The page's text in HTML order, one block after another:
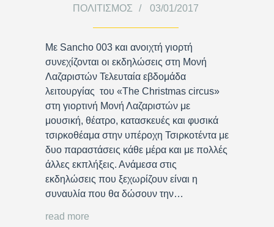
ΠΟΛΙΤΙΣΜΌΣ
03/01/2017
Με Sancho 003 και ανοιχτή γιορτή
συνεχίζονται οι εκδηλώσεις στη Μονή
Λαζαριστών Τελευταία εβδομάδα
λειτουργίας του «The Christmas circus»
στη γιορτινή Μονή Λαζαριστών με
μουσική, θέατρο, κατασκευές και φυσικά
τσιρκοθέαμα στην υπέροχη Τσιρκοτέντα με
δυο παραστάσεις κάθε μέρα και με πολλές
άλλες εκπλήξεις. Ανάμεσα στις
εκδηλώσεις που ξεχωρίζουν είναι η
συναυλία που θα δώσουν την…
read more